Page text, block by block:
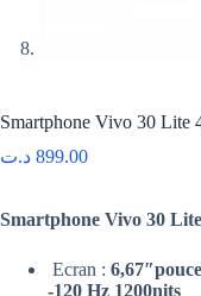
Smartphone Vivo 30 Lite
899.00 د.ت
Smartphone Vivo 30
Ecran :
-120 Hz 1200nits